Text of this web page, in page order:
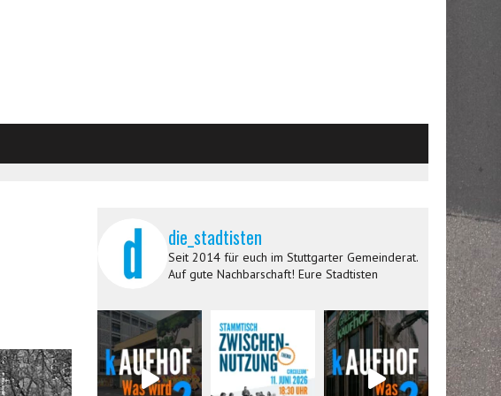
die_stadtisten
Seit 2014 für euch im Stuttgarter Gemeinderat.
Auf gute Nachbarschaft! Eure Stadtisten